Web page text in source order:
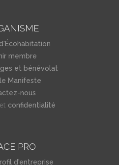
membre
et bénévolat
Manifeste
nous
et confidentialité
PRO
d'entreprise